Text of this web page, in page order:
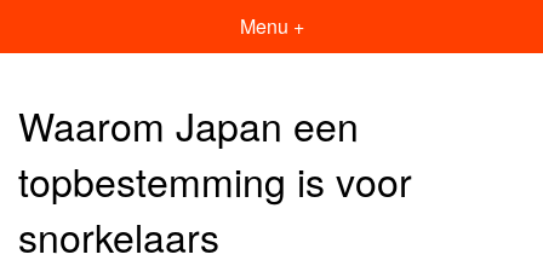
Menu +
Waarom Japan een
topbestemming is voor
snorkelaars